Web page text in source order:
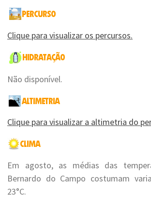
Clique para visualizar os percursos.
Não disponível.
Clique para visualizar a altimetria do
Em agosto, as médias das
Bernardo do Campo costumam
23°C.